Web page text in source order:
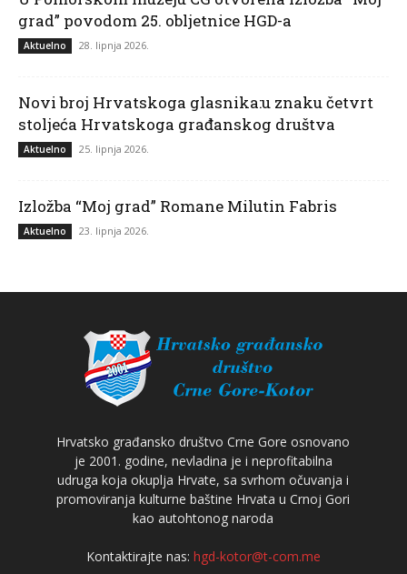
grad” povodom 25. obljetnice HGD-a
Aktuelno 28. lipnja 2026.
Novi broj Hrvatskoga glasnika:u znaku četvrt
stoljeća Hrvatskoga građanskog društva
Aktuelno 25. lipnja 2026.
Izložba “Moj grad” Romane Milutin Fabris
Aktuelno 23. lipnja 2026.
Hrvatsko građansko društvo Crne Gore osnovano
je 2001. godine, nevladina je i neprofitabilna
udruga koja okuplja Hrvate, sa svrhom očuvanja i
promoviranja kulturne baštine Hrvata u Crnoj Gori
kao autohtonog naroda
Kontaktirajte nas: hgd-kotor@t-com.me